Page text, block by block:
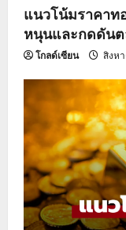
แนวโน้มราคาท
หนุนและกดดัน
โกลด์เซียน สิงห